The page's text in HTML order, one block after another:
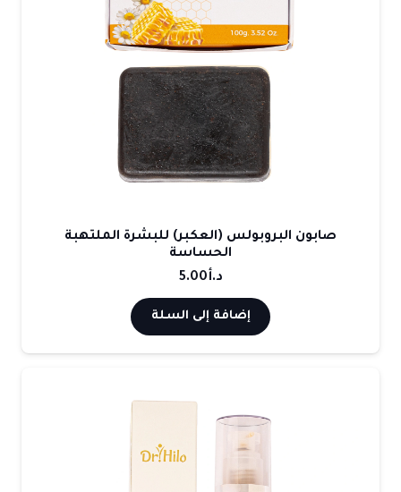
صابون البروبولس (العكبر) للبشرة الملتهبة
الحساسة
د.أ5.00
إضافة إلى السلة